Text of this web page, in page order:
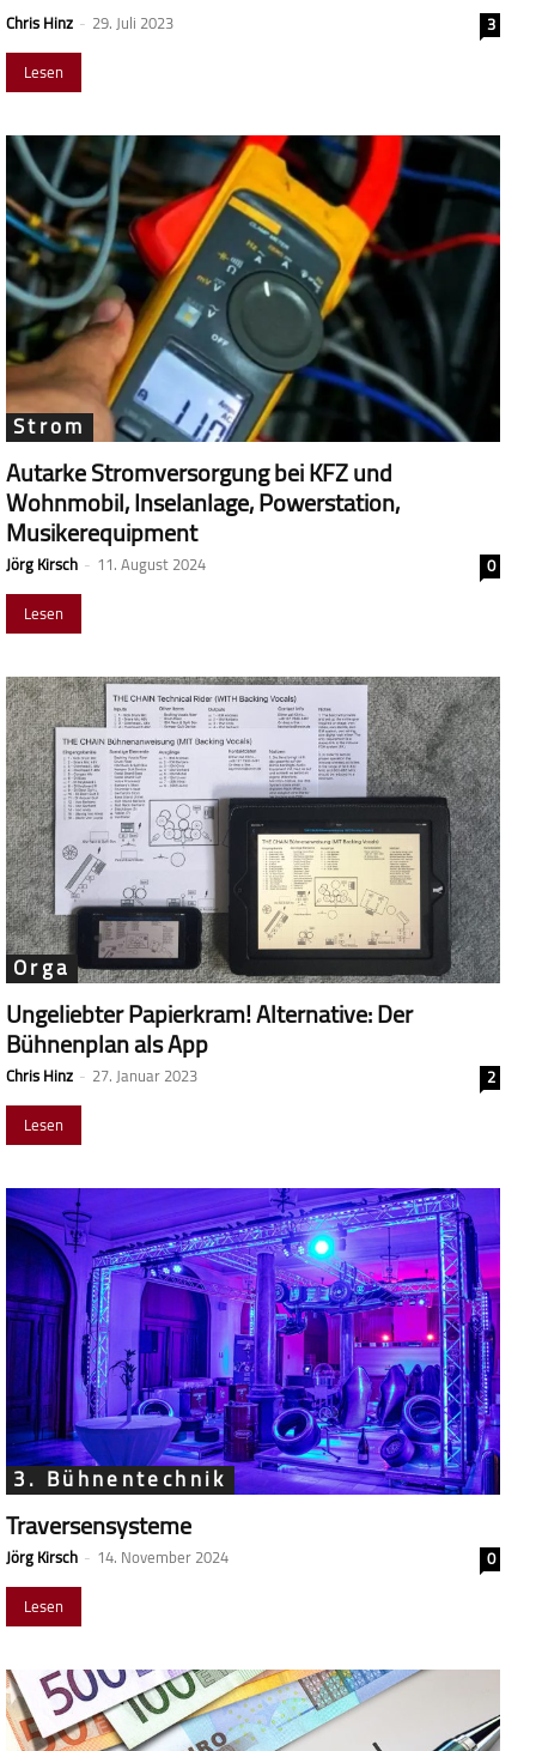
Chris Hinz - 29. Juli 2023
3
Lesen
Strom
Autarke Stromversorgung bei KFZ und
Wohnmobil, Inselanlage, Powerstation,
Musikerequipment
Jörg Kirsch - 11. August 2024
0
Lesen
Orga
Ungeliebter Papierkram! Alternative: Der
Bühnenplan als App
Chris Hinz - 27. Januar 2023
2
Lesen
3. Bühnentechnik
Traversensysteme
Jörg Kirsch - 14. November 2024
0
Lesen